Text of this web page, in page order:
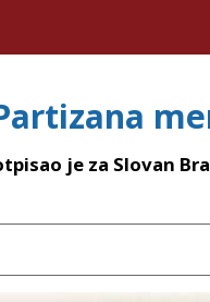
je za Slovan